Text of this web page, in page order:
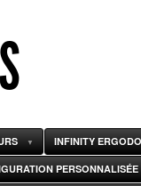
INFINITY